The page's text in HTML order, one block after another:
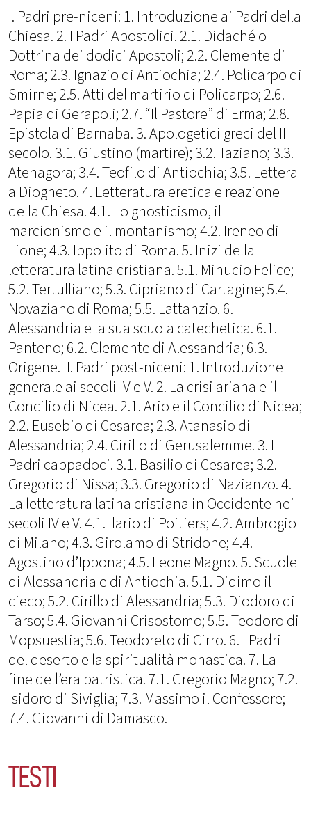
I. Padri pre-niceni: 1. Introduzione ai Padri della
Chiesa. 2. I Padri Apostolici. 2.1. Didaché o
Dottrina dei dodici Apostoli; 2.2. Clemente di
Roma; 2.3. Ignazio di Antiochia; 2.4. Policarpo di
Smirne; 2.5. Atti del martirio di Policarpo; 2.6.
Papia di Gerapoli; 2.7. “Il Pastore” di Erma; 2.8.
Epistola di Barnaba. 3. Apologetici greci del II
secolo. 3.1. Giustino (martire); 3.2. Taziano; 3.3.
Atenagora; 3.4. Teofilo di Antiochia; 3.5. Lettera
a Diogneto. 4. Letteratura eretica e reazione
della Chiesa. 4.1. Lo gnosticismo, il
marcionismo e il montanismo; 4.2. Ireneo di
Lione; 4.3. Ippolito di Roma. 5. Inizi della
letteratura latina cristiana. 5.1. Minucio Felice;
5.2. Tertulliano; 5.3. Cipriano di Cartagine; 5.4.
Novaziano di Roma; 5.5. Lattanzio. 6.
Alessandria e la sua scuola catechetica. 6.1.
Panteno; 6.2. Clemente di Alessandria; 6.3.
Origene. II. Padri post-niceni: 1. Introduzione
generale ai secoli IV e V. 2. La crisi ariana e il
Concilio di Nicea. 2.1. Ario e il Concilio di Nicea;
2.2. Eusebio di Cesarea; 2.3. Atanasio di
Alessandria; 2.4. Cirillo di Gerusalemme. 3. I
Padri cappadoci. 3.1. Basilio di Cesarea; 3.2.
Gregorio di Nissa; 3.3. Gregorio di Nazianzo. 4.
La letteratura latina cristiana in Occidente nei
secoli IV e V. 4.1. Ilario di Poitiers; 4.2. Ambrogio
di Milano; 4.3. Girolamo di Stridone; 4.4.
Agostino d’Ippona; 4.5. Leone Magno. 5. Scuole
di Alessandria e di Antiochia. 5.1. Didimo il
cieco; 5.2. Cirillo di Alessandria; 5.3. Diodoro di
Tarso; 5.4. Giovanni Crisostomo; 5.5. Teodoro di
Mopsuestia; 5.6. Teodoreto di Cirro. 6. I Padri
del deserto e la spiritualità monastica. 7. La
fine dell’era patristica. 7.1. Gregorio Magno; 7.2.
Isidoro di Siviglia; 7.3. Massimo il Confessore;
7.4. Giovanni di Damasco.
TESTI